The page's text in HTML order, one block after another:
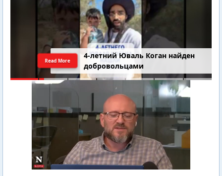
4-летний Юваль Коган найден
добровольцами
Read More